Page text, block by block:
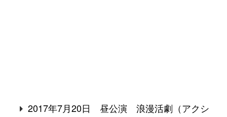
2017年7月20日 昼公演 浪漫活劇（アクシ